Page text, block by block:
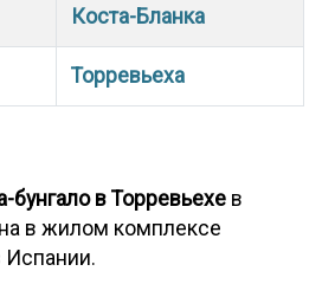
Коста-Бланка
Торревьеха
бунгало в Торревьехе в
в жилом комплексе
Испании.